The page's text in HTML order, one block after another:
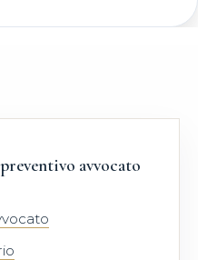
avvocato